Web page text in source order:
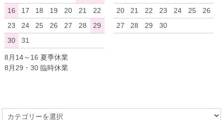
16
17 18 19 20 21
22
23
24 25 26 27 28
29
30
31
20
21 22 23 24 25
26
27
28 29 30
8月14～16 夏季休業
8月29・30 臨時休業